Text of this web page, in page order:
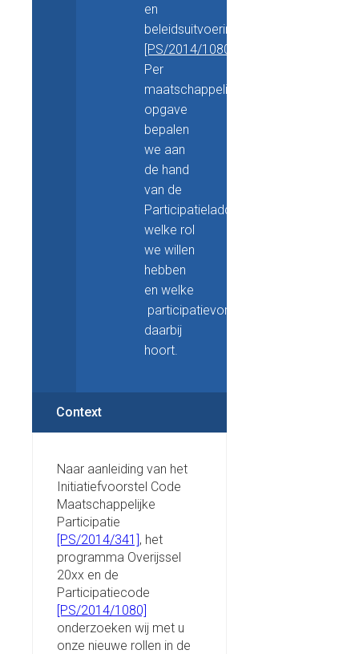
en
beleidsuitvoering
[PS/2014/1080]
Per
maatschappelijke
opgave
bepalen
we aan
de hand
van de
Participatieladder,
welke rol
we willen
hebben
en welke
participatievorm
daarbij
hoort.
Context
Naar aanleiding van het
Initiatiefvoorstel Code
Maatschappelijke
Participatie
[PS/2014/341], het
programma Overijssel
20xx en de
Participatiecode
[PS/2014/1080]
onderzoeken wij met u
onze nieuwe rollen in de